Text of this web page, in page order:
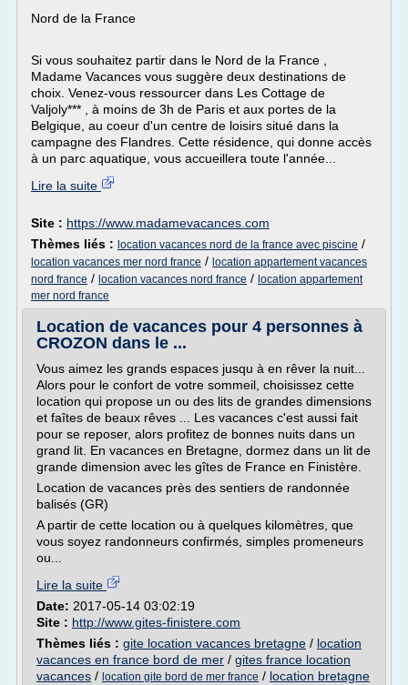
Nord de la France
Si vous souhaitez partir dans le Nord de la France ,
Madame Vacances vous suggère deux destinations de
choix. Venez-vous ressourcer dans Les Cottage de
Valjoly*** , à moins de 3h de Paris et aux portes de la
Belgique, au coeur d'un centre de loisirs situé dans la
campagne des Flandres. Cette résidence, qui donne accès
à un parc aquatique, vous accueillera toute l'année...
Lire la suite
Site : https://www.madamevacances.com
Thèmes liés : location vacances nord de la france avec piscine /
location vacances mer nord france / location appartement vacances
nord france / location vacances nord france / location appartement
mer nord france
Location de vacances pour 4 personnes à
CROZON dans le ...
Vous aimez les grands espaces jusqu à en rêver la nuit...
Alors pour le confort de votre sommeil, choisissez cette
location qui propose un ou des lits de grandes dimensions
et faîtes de beaux rêves ... Les vacances c'est aussi fait
pour se reposer, alors profitez de bonnes nuits dans un
grand lit. En vacances en Bretagne, dormez dans un lit de
grande dimension avec les gîtes de France en Finistère.
Location de vacances près des sentiers de randonnée
balisés (GR)
A partir de cette location ou à quelques kilomètres, que
vous soyez randonneurs confirmés, simples promeneurs
ou...
Lire la suite
Date: 2017-05-14 03:02:19
Site : http://www.gites-finistere.com
Thèmes liés : gite location vacances bretagne / location
vacances en france bord de mer / gites france location
vacances / location gite bord de mer france / location bretagne